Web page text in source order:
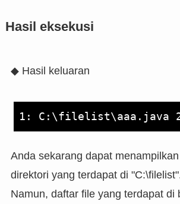
Hasil eksekusi
◆ Hasil keluaran
Anda sekarang dapat
direktori yang terdapat di
Namun, daftar file yang terdapat di